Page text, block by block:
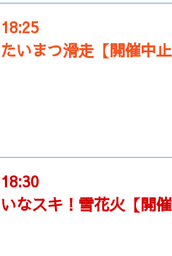
18:25
たいまつ滑走【開催中止
18:30
いなスキ！雪花火【開催